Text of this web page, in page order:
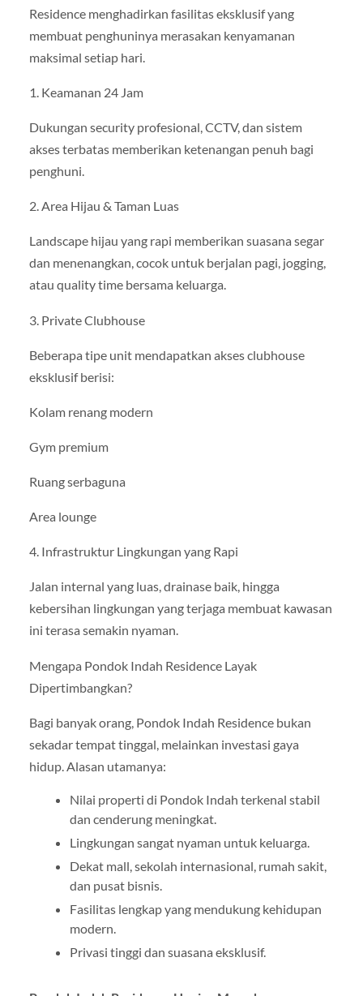
Residence menghadirkan fasilitas eksklusif yang
membuat penghuninya merasakan kenyamanan
maksimal setiap hari.
1. Keamanan 24 Jam
Dukungan security profesional, CCTV, dan sistem
akses terbatas memberikan ketenangan penuh bagi
penghuni.
2. Area Hijau & Taman Luas
Landscape hijau yang rapi memberikan suasana segar
dan menenangkan, cocok untuk berjalan pagi, jogging,
atau quality time bersama keluarga.
3. Private Clubhouse
Beberapa tipe unit mendapatkan akses clubhouse
eksklusif berisi:
Kolam renang modern
Gym premium
Ruang serbaguna
Area lounge
4. Infrastruktur Lingkungan yang Rapi
Jalan internal yang luas, drainase baik, hingga
kebersihan lingkungan yang terjaga membuat kawasan
ini terasa semakin nyaman.
Mengapa Pondok Indah Residence Layak
Dipertimbangkan?
Bagi banyak orang, Pondok Indah Residence bukan
sekadar tempat tinggal, melainkan investasi gaya
hidup. Alasan utamanya:
Nilai properti di Pondok Indah terkenal stabil
dan cenderung meningkat.
Lingkungan sangat nyaman untuk keluarga.
Dekat mall, sekolah internasional, rumah sakit,
dan pusat bisnis.
Fasilitas lengkap yang mendukung kehidupan
modern.
Privasi tinggi dan suasana eksklusif.